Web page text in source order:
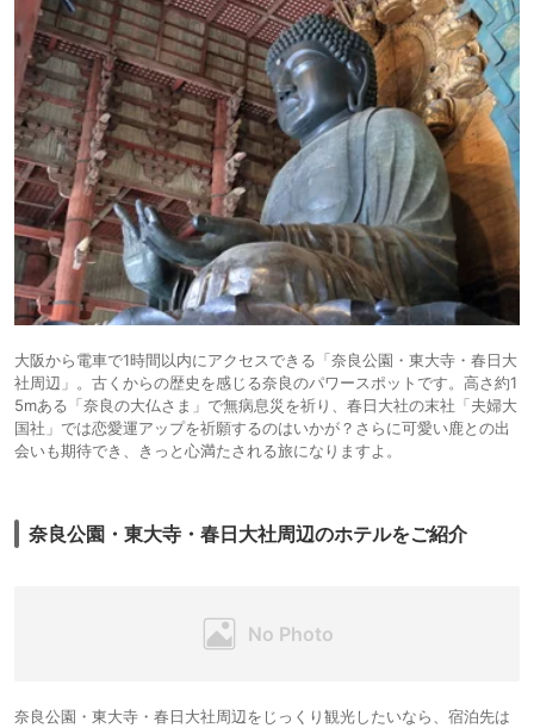
大阪から電車で1時間以内にアクセスできる「奈良公園・東大寺・春日大
社周辺」。古くからの歴史を感じる奈良のパワースポットです。高さ約1
5mある「奈良の大仏さま」で無病息災を祈り、春日大社の末社「夫婦大
国社」では恋愛運アップを祈願するのはいかが？さらに可愛い鹿との出
会いも期待でき、きっと心満たされる旅になりますよ。
奈良公園・東大寺・春日大社周辺のホテルをご紹介
奈良公園・東大寺・春日大社周辺をじっくり観光したいなら、宿泊先は